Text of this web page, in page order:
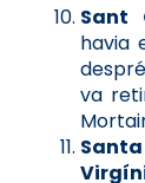
Sant
havia
va